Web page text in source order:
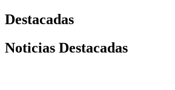
Destacadas
Noticias Destacadas